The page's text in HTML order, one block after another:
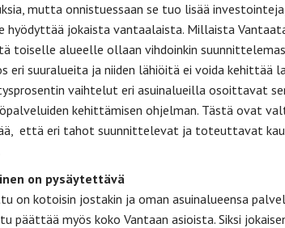
mutta onnistuessaan se tuo lisää
hyödyttää jokaista vantaalaista. Millaista
toiselle alueelle ollaan vihdoinkin
eri suuralueita ja niiden lähiöitä ei voida kehittää
vaihtelut eri asuinalueilla osoittavat
kehittämisen ohjelman. Tästä ovat
että eri tahot suunnittelevat ja toteuttavat
on pysäytettävä
on kotoisin jostakin ja oman asuinalueensa
päättää myös koko Vantaan asioista. Siksi